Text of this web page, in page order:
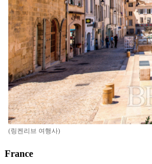
(링켄리브 여행사)
France